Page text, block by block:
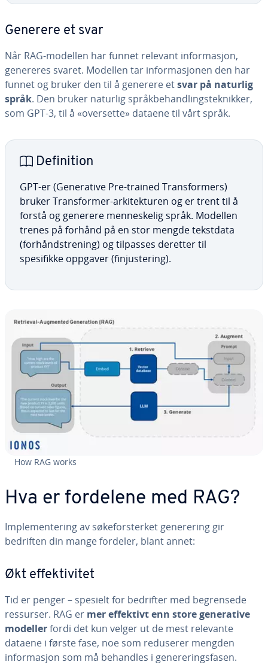
Generere et svar
Når RAG-modellen har funnet relevant informasjon,
genereres svaret. Modellen tar informasjonen den har
funnet og bruker den til å generere etsvar på naturlig
språk. Den bruker naturlig språkbehandlingsteknikker,
som GPT-3, til å «oversette» dataene til vårt språk.
Definition
GPT-er (Generative Pre-trained Transformers)
bruker Transformer-arkitekturen og er trent til å
forstå og generere menneskelig språk. Modellen
trenes på forhånd på en stor mengde tekstdata
(forhåndstrening) og tilpasses deretter til
spesifikke oppgaver (finjustering).
How RAG works
Hva er fordelene med RAG?
Implementering av søkeforsterket generering gir
bedriften din mange fordeler, blant annet:
Økt effektivitet
Tid er penger – spesielt for bedrifter med begrensede
ressurser. RAG er mer effektivt enn store generative
modellerfordi det kun velger ut de mest relevante
dataene i første fase, noe som reduserer mengden
informasjon som må behandles i genereringsfasen.